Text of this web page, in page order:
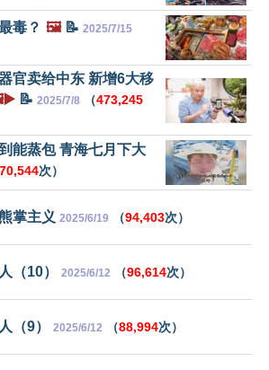
毒？ 🖼️📝 2025/7/15
官卖给中东 新增6大移
📝 2025/7/8 （473,245
能蒸包 青海七月下大
次）
掌主义 2025/6/19 （94,403次）
（10） 2025/6/12 （96,614次）
（9） 2025/6/12 （88,994次）